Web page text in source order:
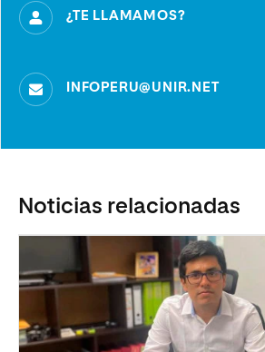
¿TE LLAMAMOS?
INFOPERU@UNIR.NET
Noticias relacionadas